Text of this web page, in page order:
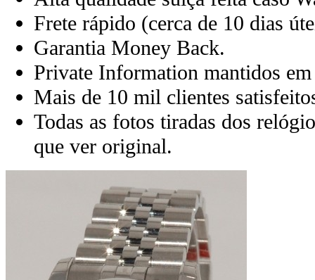
Frete rápido (cerca de 10 dias
Garantia Money Back.
Private Information mantidos
Mais de 10 mil clientes
Todas as fotos tiradas dos
que ver original.